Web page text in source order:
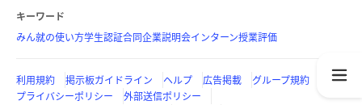
キーワード
みん就の使い方学生認証合同企業説明会インターン授業評価
利用規約 掲示板ガイドライン ヘルプ 広告掲載
グループ規約
プライバシーポリシー
外部送信ポリシー